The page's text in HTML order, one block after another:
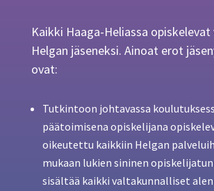
Kaikki Haaga-Heliassa
Helgan jäseneksi. Ainoat erot
ovat:
Tutkintoon johtavassa
päätoimisena opiskelijana
oikeutettu kaikkiin Helgan
mukaan lukien sininen
sisältää kaikki valtakunnalliset